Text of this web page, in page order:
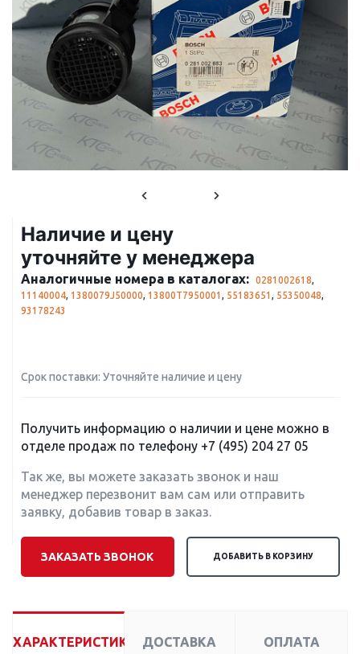
Наличие и цену
уточняйте у менеджера
Аналогичные номера в каталогах: 0281002618,
11140004, 1380079J50000, 13800T7950001 , 55183651 , 55350048,
93178243
Срок поставки: Уточняйте наличие и цену
Получить информацию о наличии и цене можно в
отделе продаж по телефону +7 (495) 204 27 05
Так же, вы можете заказать звонок и наш
менеджер перезвонит вам сам или отправить
заявку, добавив товар в заказ.
ЗАКАЗАТЬ ЗВОНОК ДОБАВИТЬ В КОРЗИНУ
ХАРАКТЕРИСТИКИ ДОСТАВКА ОПЛАТА